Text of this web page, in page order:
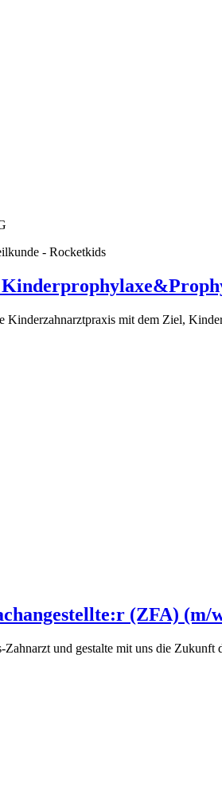
- Rocketkids
Kinderzahnarztpraxis mit dem Ziel,
(ZFA) (m/
und gestalte mit uns die